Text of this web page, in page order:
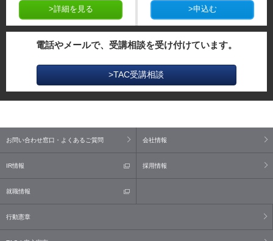
>詳細を見る >申込む
電話やメールで、受講相談を受け付けています。
>TAC受講相談
お問い合わせ窓口・よくあるご質問 会社情報
IR情報 採用情報
就職情報
行動憲章